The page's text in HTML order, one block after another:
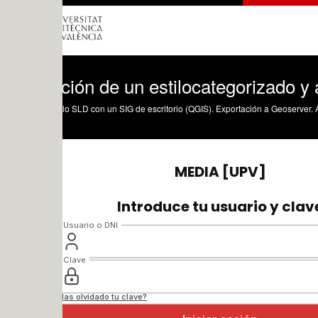
de un estilocategorizado y